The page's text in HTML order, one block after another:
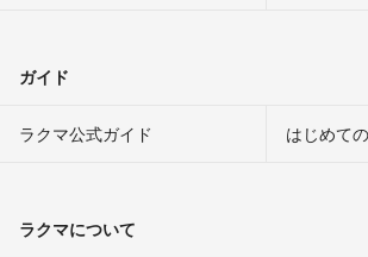
ガイド
ラクマ公式ガイド はじめて
ラクマについて